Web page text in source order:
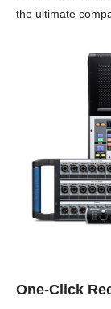
the ultimate
One-Click